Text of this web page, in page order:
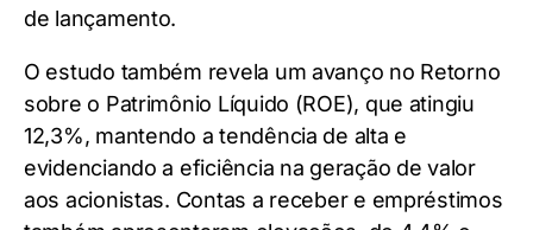
de lançamento.
O estudo também revela um avanço no Retorno
sobre o Patrimônio Líquido (ROE), que atingiu
12,3%, mantendo a tendência de alta e
evidenciando a eficiência na geração de valor
aos acionistas. Contas a receber e empréstimos